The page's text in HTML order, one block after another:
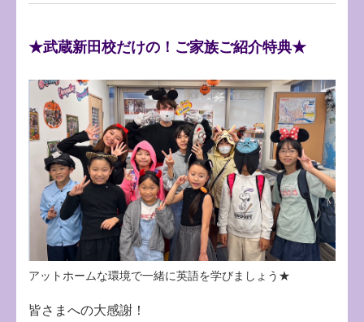
★武蔵新田校だけの！ご家族ご紹介特典★
アットホームな環境で一緒に英語を学びましょう★
皆さまへの大感謝！